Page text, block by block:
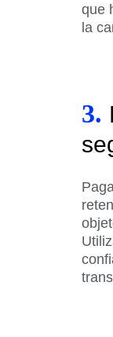
que
la
3.